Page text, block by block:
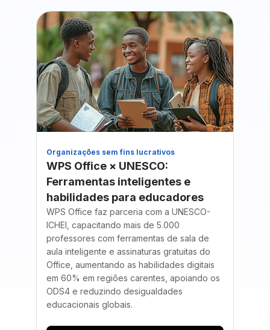
Organizações sem fins lucrativos
WPS Office × UNESCO:
Ferramentas inteligentes e
habilidades para educadores
WPS Office faz parceria com a UNESCO-
ICHEI, capacitando mais de 5.000
professores com ferramentas de sala de
aula inteligente e assinaturas gratuitas do
Office, aumentando as habilidades digitais
em 60% em regiões carentes, apoiando os
ODS4 e reduzindo desigualdades
educacionais globais.